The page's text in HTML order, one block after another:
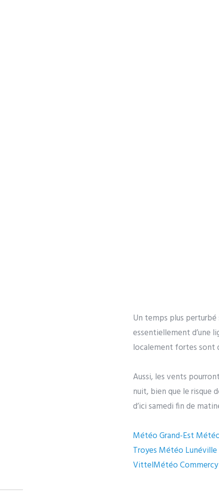
Un temps plus perturbé
essentiellement d’une
localement fortes sont
Aussi, les vents
nuit, bien que le risque
d’ici samedi fin de
Météo Grand-Est
Troyes Météo Lunéville
VittelMétéo Commercy